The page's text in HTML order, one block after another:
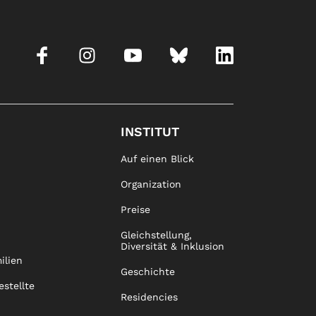
INSTITUT
Auf einen Blick
Organization
Preise
Gleichstellung,
Diversität & Inklusion
Geschichte
Residencies